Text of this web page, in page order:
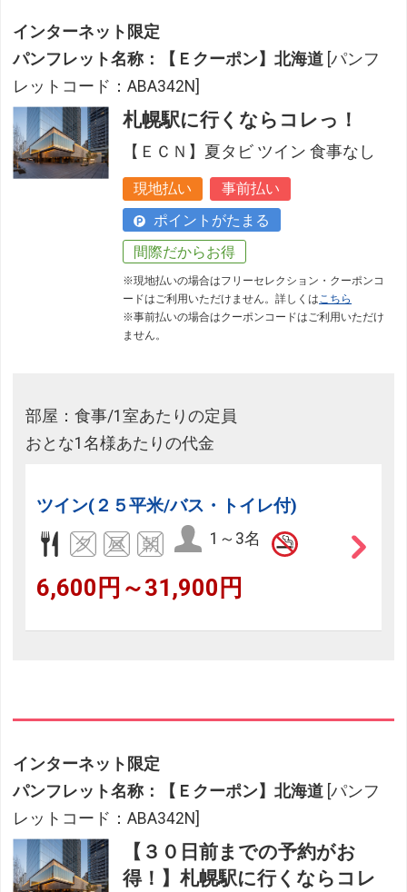
インターネット限定
パンフレット名称：【Ｅクーポン】北海道 [パンフ
レットコード：ABA342N]
札幌駅に行くならコレっ！
【ＥＣＮ】夏タビ ツイン 食事なし
現地払い
事前払い
ポイントがたまる
間際だからお得
※現地払いの場合はフリーセレクション・クーポンコ
ードはご利用いただけません。詳しくはこちら
※事前払いの場合はクーポンコードはご利用いただけ
ません。
部屋：食事/1室あたりの定員
おとな1名様あたりの代金
ツイン(２５平米/バス・トイレ付)
1～3名
6,600円～31,900円
インターネット限定
パンフレット名称：【Ｅクーポン】北海道 [パンフ
レットコード：ABA342N]
【３０日前までの予約がお
得！】札幌駅に行くならコレ